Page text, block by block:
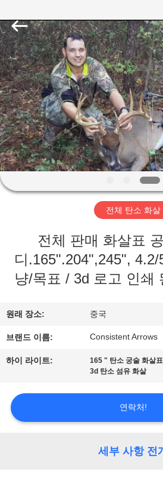
집
제
품
회
사
공
장
견
학
품
질
-
2026
Consistent
Arrows.
All
Rights
Reserved.
전체 탄소 화살
전체 판매 화살표
디.165".204",245",
냥/목표 / 3d 로고 인쇄
원래 장소: 중국
브랜드 이름: Consistent Arrows
하이 라이트: 165 " 탄소 궁술 화살표
3d 탄소 섬유 화살
연락처!
세부 사항 전